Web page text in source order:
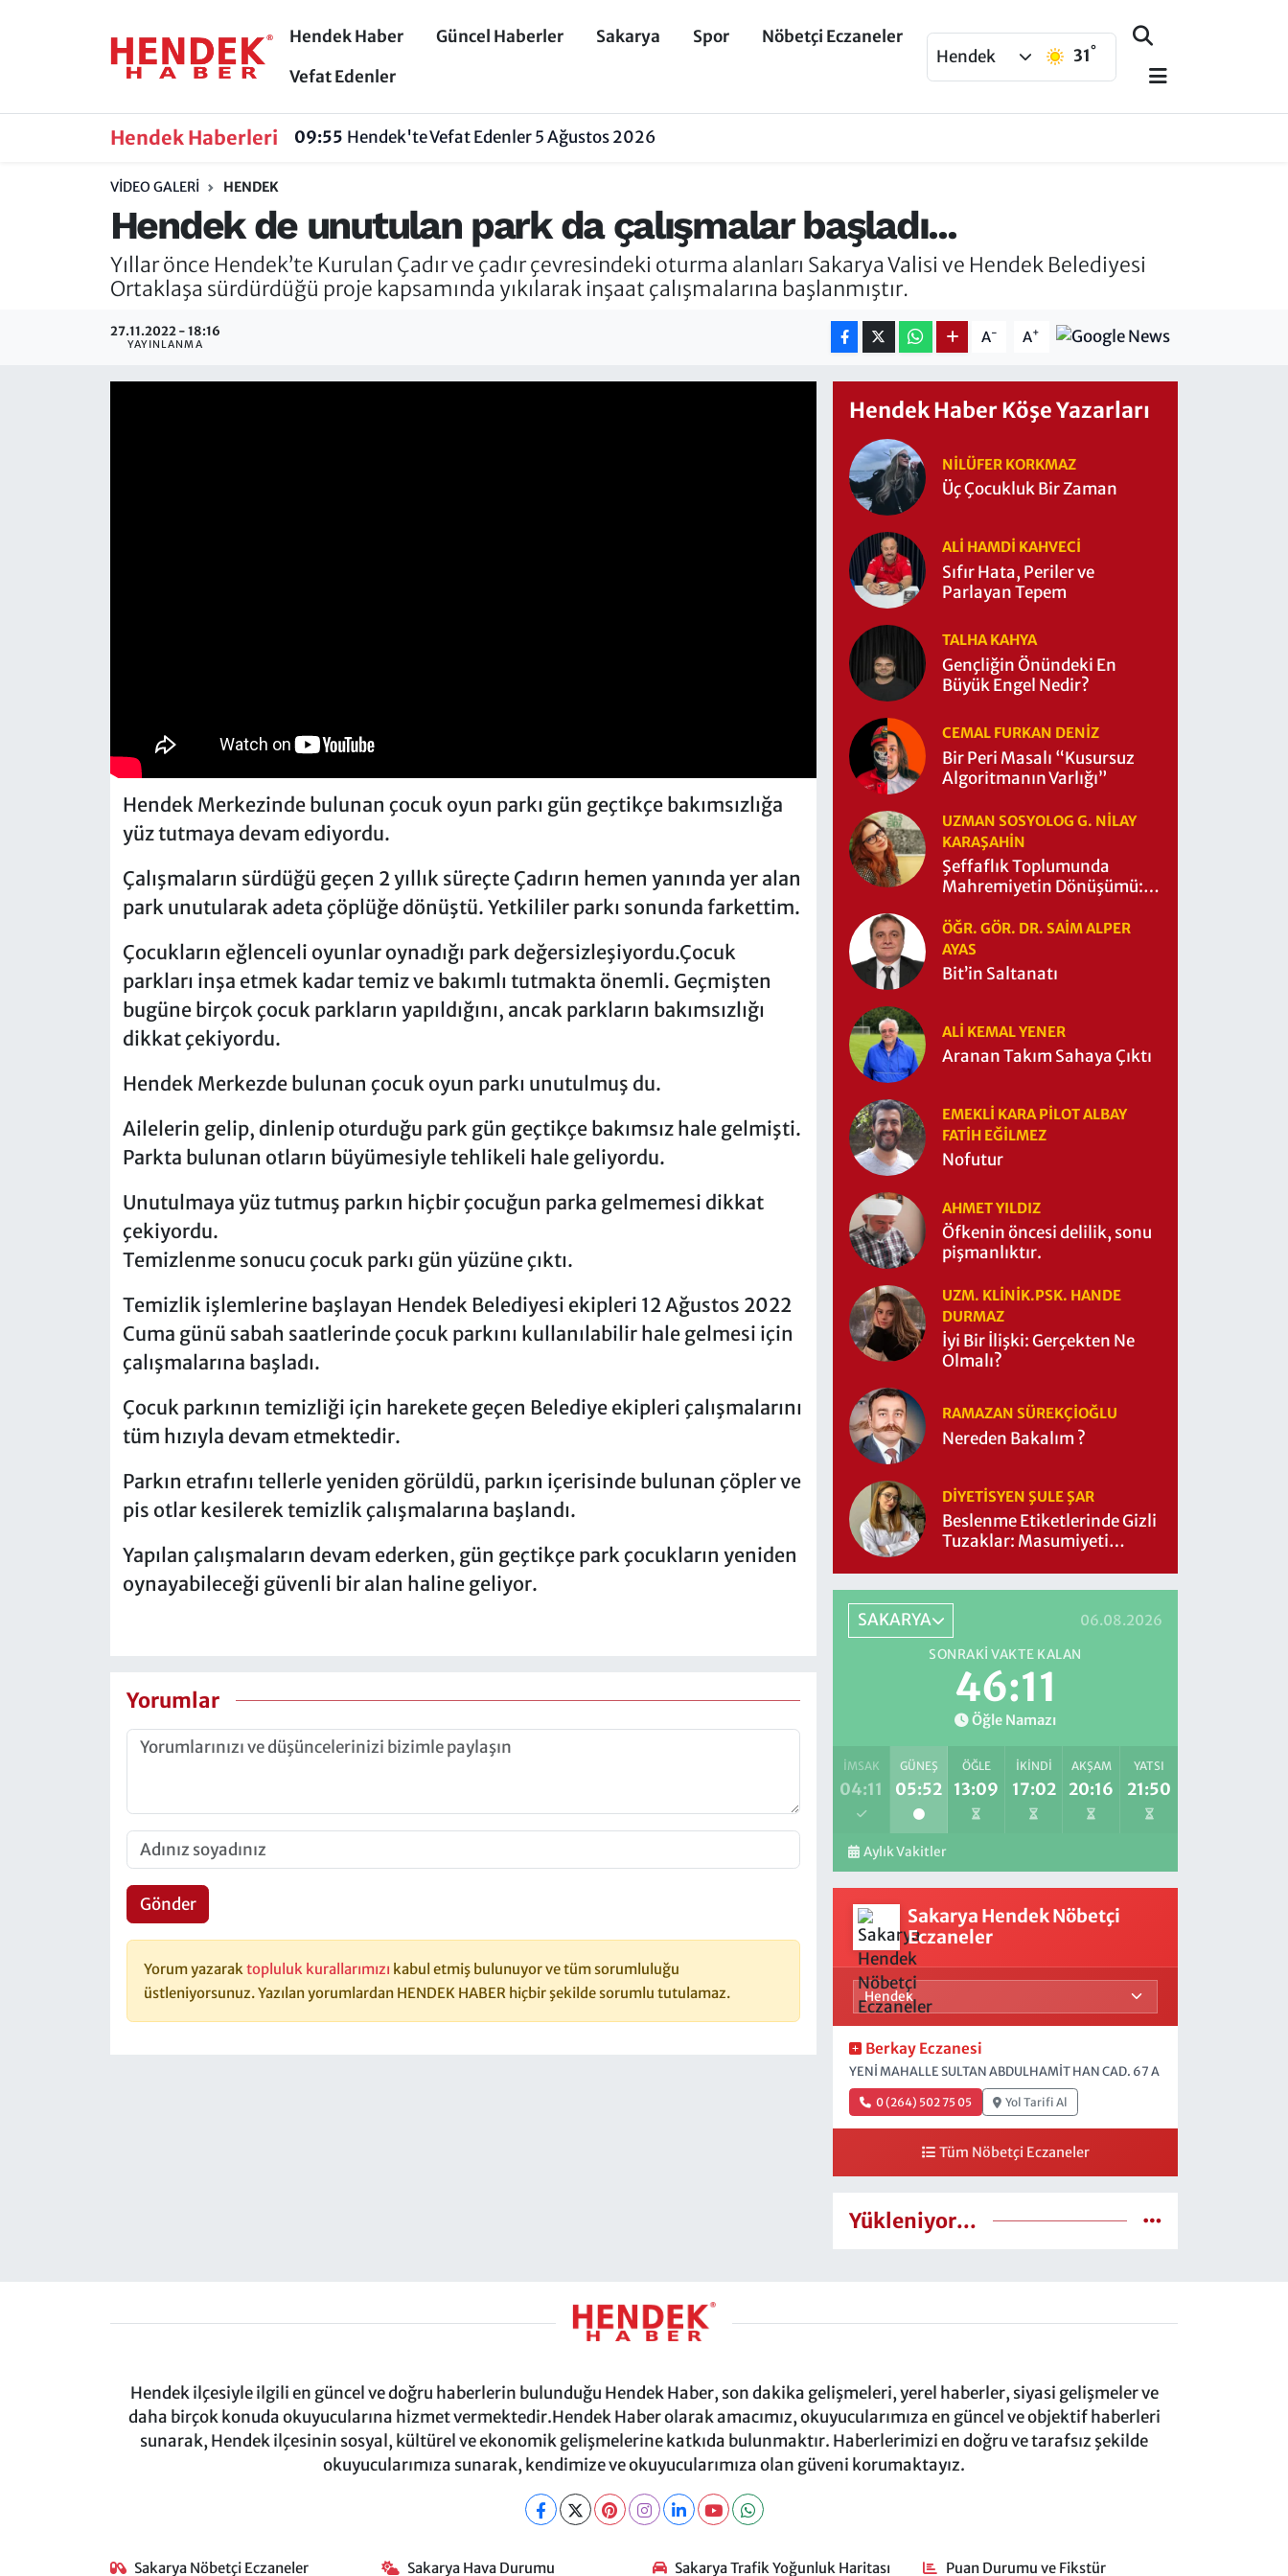
Hendek Haber Güncel Haberler Sakarya Spor
Nöbetçi Eczaneler
Vefat Edenler
Hendek 31°
Hendek Haberleri 09:55 Hendek'te Vefat Edenler 5 Ağustos 2026
VIDEO GALERI HENDEK
Hendek de unutulan park da çalışmalar başladı...
Yıllar önce Hendek’te Kurulan Çadır ve çadır çevresindeki oturma alanları Sakarya Valisi ve Hendek Belediyesi
Ortaklaşa sürdürdüğü proje kapsamında yıkılarak inşaat çalışmalarına başlanmıştır.
27.11.2022 - 18:16
YAYINLANMA A- A+
Hendek Merkezinde bulunan çocuk oyun parkı gün geçtikçe bakımsızlığa
yüz tutmaya devam ediyordu.
Çalışmaların sürdüğü geçen 2 yıllık süreçte Çadırın hemen yanında yer alan
park unutularak adeta çöplüğe dönüştü. Yetkililer parkı sonunda farkettim.
Çocukların eğlenceli oyunlar oynadığı park değersizleşiyordu.Çocuk
parkları inşa etmek kadar temiz ve bakımlı tutmakta önemli. Geçmişten
bugüne birçok çocuk parkların yapıldığını, ancak parkların bakımsızlığı
dikkat çekiyordu.
Hendek Merkezde bulunan çocuk oyun parkı unutulmuş du.
Ailelerin gelip, dinlenip oturduğu park gün geçtikçe bakımsız hale gelmişti.
Parkta bulunan otların büyümesiyle tehlikeli hale geliyordu.
Unutulmaya yüz tutmuş parkın hiçbir çocuğun parka gelmemesi dikkat
çekiyordu.
Temizlenme sonucu çocuk parkı gün yüzüne çıktı.
Temizlik işlemlerine başlayan Hendek Belediyesi ekipleri 12 Ağustos 2022
Cuma günü sabah saatlerinde çocuk parkını kullanılabilir hale gelmesi için
çalışmalarına başladı.
Çocuk parkının temizliği için harekete geçen Belediye ekipleri çalışmalarını
tüm hızıyla devam etmektedir.
Parkın etrafını tellerle yeniden görüldü, parkın içerisinde bulunan çöpler ve
pis otlar kesilerek temizlik çalışmalarına başlandı.
Yapılan çalışmaların devam ederken, gün geçtikçe park çocukların yeniden
oynayabileceği güvenli bir alan haline geliyor.
Yorumlar
Gönder
Yorum yazaraktopluluk kurallarımızı kabul etmiş bulunuyor ve tüm sorumluluğu
üstleniyorsunuz. Yazılan yorumlardan HENDEK HABER hiçbir şekilde sorumlu tutulamaz.
Hendek Haber Köşe Yazarları
NILÜFER KORKMAZ
Üç Çocukluk Bir Zaman
ALI HAMDI KAHVECİ
Sıfır Hata, Periler ve
Parlayan Tepem
TALHA KAHYA
Gençliğin Önündeki En
Büyük Engel Nedir?
CEMAL FURKAN DENİZ
Bir Peri Masalı “Kusursuz
Algoritmanın Varlığı”
UZMAN SOSYOLOG G. NILAY
KARAŞAHİN
Şeffaflık Toplumunda
Mahremiyetin Dönüşümü:
Zaman Yıkıldı?
ÖĞR. GÖR. DR. SAIM ALPER
AYAS
Bit’in Saltanatı
ALI KEMAL YENER
Aranan Takım Sahaya Çıktı
EMEKLI KARA PILOT ALBAY
FATIH EĞİLMEZ
Nofutur
AHMET YILDIZ
Öfkenin öncesi delilik, sonu
pişmanlıktır.
UZM. KLINIK.PSK. HANDE
DURMAZ
İyi Bir İlişki: Gerçekten Ne
Olmalı?
RAMAZAN SÜREKÇIOĞLU
Nereden Bakalım ?
DIYETISYEN ŞULE ŞAR
Beslenme Etiketlerinde Gizli
Tuzaklar: Masumiyeti
SAKARYA 06.08.2026
SONRAKI VAKTE KALAN
46:10
Öğle Namazı
İMSAK
04:11
GÜNEŞ
05:52
ÖĞLE
13:09
İKINDI
17:02
AKŞAM
20:16
YATSI
21:50
Aylık Vakitler
Sakarya Hendek Nöbetçi
Eczaneler
Berkay Eczanesi
YENİ MAHALLE SULTAN ABDULHAMİT HAN CAD. 67 A
0 (264) 502 75 05 Yol Tarifi Al
Tüm Nöbetçi Eczaneler
Yükleniyor...
Hendek ilçesiyle ilgili en güncel ve doğru haberlerin bulunduğu Hendek Haber, son dakika gelişmeleri, yerel haberler, siyasi gelişmeler ve
daha birçok konuda okuyucularına hizmet vermektedir.Hendek Haber olarak amacımız, okuyucularımıza en güncel ve objektif haberleri
sunarak, Hendek ilçesinin sosyal, kültürel ve ekonomik gelişmelerine katkıda bulunmaktır. Haberlerimizi en doğru ve tarafsız şekilde
okuyucularımıza sunarak, kendimize ve okuyucularımıza olan güveni korumaktayız.
Sakarya Nöbetçi Eczaneler Sakarya Hava Durumu Sakarya Trafik Yoğunluk Haritası Puan Durumu ve Fikstür
Hendek Haber
Nöbetçi Eczaneler
Hendek Haber
Sakarya
Hakkında
Sakarya Nöbetçi Eczaneler
Süper Lig Puan Durumu ve Fikstür
Tüm Manşetler